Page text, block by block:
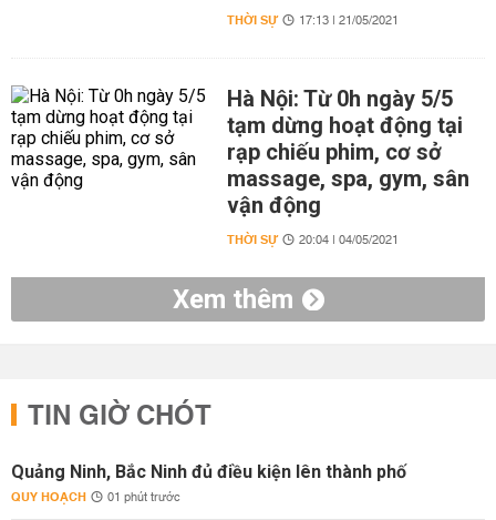
THỜI SỰ 17:13 | 21/05/2021
Hà Nội: Từ 0h ngày 5/5
tạm dừng hoạt động tại
rạp chiếu phim, cơ sở
massage, spa, gym, sân
vận động
THỜI SỰ 20:04 | 04/05/2021
Xem thêm
TIN GIỜ CHÓT
Quảng Ninh, Bắc Ninh đủ điều kiện lên thành phố
QUY HOẠCH 01 phút trước